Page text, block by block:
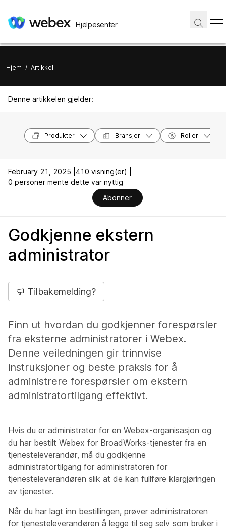
Hjelpesenter
Hjem / Artikkel
Denne artikkelen gjelder:
Produkter Bransjer Roller
February 21, 2025 | 410 visning(er) |
0 personer mente dette var nyttig
Abonner
Godkjenne ekstern
administrator
Tilbakemelding?
Finn ut hvordan du godkjenner forespørsler
fra eksterne administratorer i Webex.
Denne veiledningen gir trinnvise
instruksjoner og beste praksis for å
administrere forespørsler om ekstern
administratortilgang effektivt.
Hvis du er administrator for en Webex-organisasjon og
du har bestilt Webex for BroadWorks-tjenester fra en
tjenesteleverandør, må du godkjenne
administratortilgang for administratoren for
tjenesteleverandøren slik at de kan fullføre klargjøringen
av tjenester.
Når du har lagt inn bestillingen, prøver administratoren
for tjenesteleverandøren å legge til seg selv som bruker i